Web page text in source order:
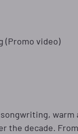
(Promo video)
warm
the decade.